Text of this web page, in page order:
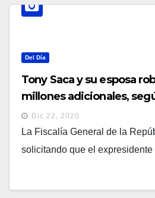
Del Día
Tony Saca y su esposa
millones adicionales,
Dic 22, 2020
La Fiscalía General de la
solicitando que el